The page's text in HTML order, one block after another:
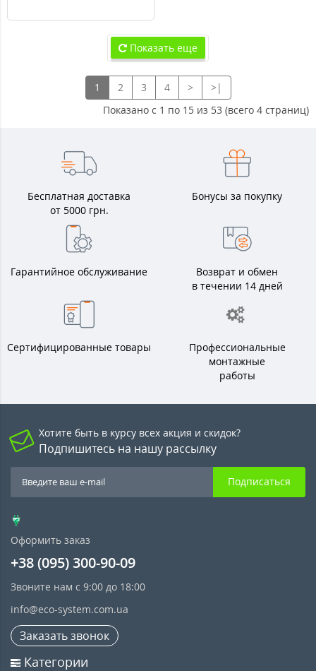
Показать еще
1 2 3 4 >
>|
Показано с 1 по 15 из 53 (всего 4 страниц)
Бесплатная доставка
от 5000 грн.
Бонусы за покупку
Гарантийное обслуживание
Возврат и обмен
в течении 14 дней
Сертифицированные товары
Профессиональные
монтажные
работы
Хотите быть в курсу всех акция и скидок?
Подпишитесь на нашу рассылку
Подписаться
Оформить заказ
+38 (095) 300-90-09
Звоните нам с 9:00 до 18:00
info@eco-system.com.ua
Заказать звонок
Категории